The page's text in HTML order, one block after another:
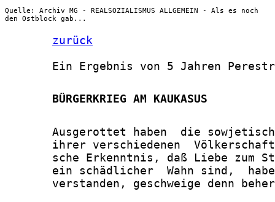
Quelle: Archiv MG - REALSOZIALISMUS ALLGEMEIN - Als es noch
den Ostblock gab...
zurück
Ein Ergebnis von 5 Jahren
       BÜRGERKRIEG AM KAUKASUS
Ausgerottet haben  die
ihrer verschiedenen
sche Erkenntnis, daß Liebe zum
ein schädlicher  Wahn sind,
verstanden, geschweige denn